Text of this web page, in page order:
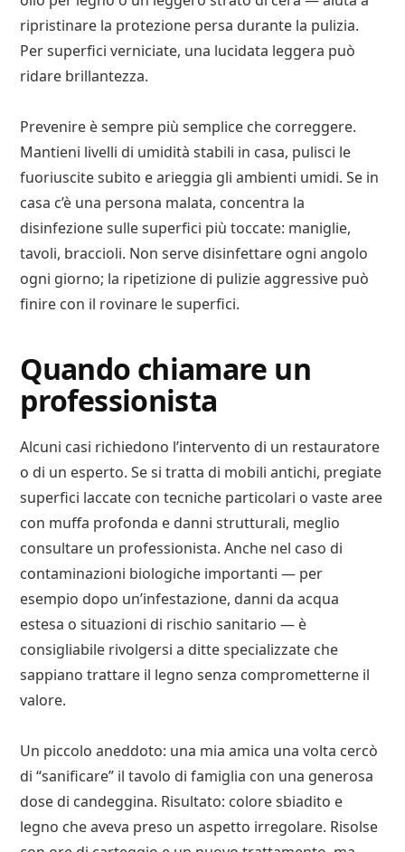
ripristinare la protezione persa durante la pulizia.
Per superfici verniciate, una lucidata leggera può
ridare brillantezza.
Prevenire è sempre più semplice che correggere.
Mantieni livelli di umidità stabili in casa, pulisci le
fuoriuscite subito e arieggia gli ambienti umidi. Se in
casa c’è una persona malata, concentra la
disinfezione sulle superfici più toccate: maniglie,
tavoli, braccioli. Non serve disinfettare ogni angolo
ogni giorno; la ripetizione di pulizie aggressive può
finire con il rovinare le superfici.
Quando chiamare un
professionista
Alcuni casi richiedono l’intervento di un restauratore
o di un esperto. Se si tratta di mobili antichi, pregiate
superfici laccate con tecniche particolari o vaste aree
con muffa profonda e danni strutturali, meglio
consultare un professionista. Anche nel caso di
contaminazioni biologiche importanti — per
esempio dopo un’infestazione, danni da acqua
estesa o situazioni di rischio sanitario — è
consigliabile rivolgersi a ditte specializzate che
sappiano trattare il legno senza comprometterne il
valore.
Un piccolo aneddoto: una mia amica una volta cercò
di “sanificare” il tavolo di famiglia con una generosa
dose di candeggina. Risultato: colore sbiadito e
legno che aveva preso un aspetto irregolare. Risolse